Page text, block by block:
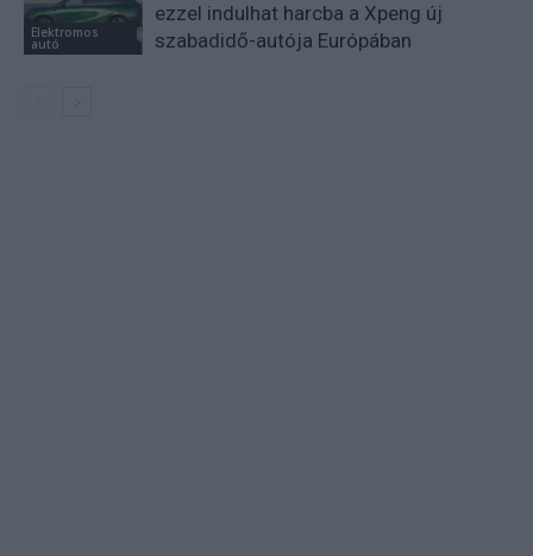
Elektromos
autó
ezzel indulhat harcba a Xpeng új
szabadidő-autója Európában